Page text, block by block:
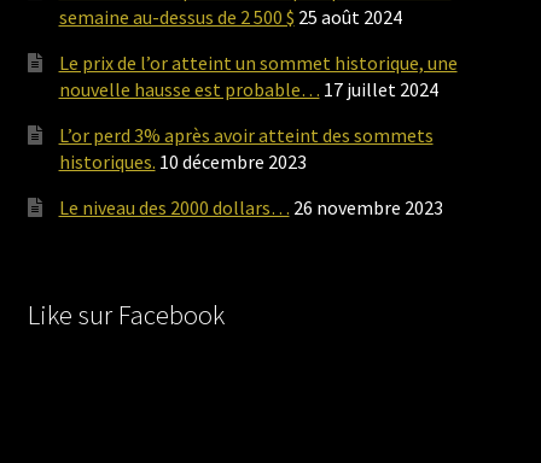
semaine au-dessus de 2 500 $ 25 août 2024
Le prix de l’or atteint un sommet historique, une
nouvelle hausse est probable… 17 juillet 2024
L’or perd 3% après avoir atteint des sommets
historiques. 10 décembre 2023
Le niveau des 2000 dollars… 26 novembre 2023
Like sur Facebook